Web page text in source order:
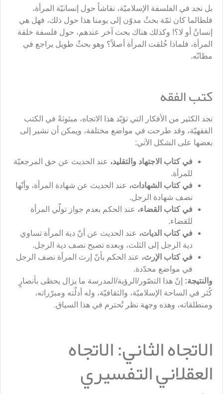
بل نجد في الفلسفة الإسلاميّة، نقاشاً حول إنسانيّة المرأة،
فلطالما كان ثمّة بحثٌ مدوّن إلى يومنا هذا حول ذلك، فهل هي
إنسانٌ أو لا؟! وكذلك هناك بحث آخر عندهم، حول فلسفة خلقة
المرأة، فلماذا خُلقت المرأة أصلاً؟ وهو بحثٌ طويل يراجع في
مظانّه.
كتب الفقه
نجد الكثير من الأفكار التي تؤيّد هذا الاتجاه، مبثوثةً في الكتب
الفقهيّة، وقد طرحت في مواضع مختلفة، ويمكن أن نشير إلى
بعضها على الشكل الآتي:
في كتاب الاجتهاد والتقليد، عند الحديث عن حق المرجعيّة
للمرأة.
في كتاب الشهادات، عند الحديث عن شهادة المرأة، وأنّها
نصف شهادة الرجل.
في كتاب القضاء، عند الحكم بعدم جواز تولّي المرأة
للقضاء.
في كتاب الديات، عند الحديث عن أنّ دية المرأة تساوي
دية الرجل إلى الثلث، وبعده تصبح نصف دية الرجل.
في كتاب الإرث، عند الحكم بأنّ إرث المرأة نصف الرجل
في مواضع محدّدة.
و النتيجة: إنّ هذا التصّور/الرؤية/المدرسة ما يزال يحظى بأنصارٍ
كُثر في الساحة الإسلاميّة، والثقافيّة، وله أدلّته ومبرّراته،
ومنطلقاته، وهذه وجهة نظر تُحترم في هذا السياق.
الاتجاه الثاني: الاتجاه
العقلاني التفسيري